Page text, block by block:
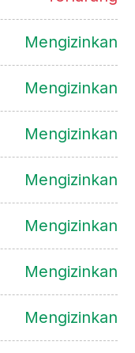
Mengizinkan
Mengizinkan
Mengizinkan
Mengizinkan
Mengizinkan
Mengizinkan
Mengizinkan